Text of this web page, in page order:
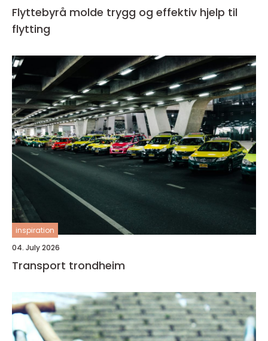
Flyttebyrå molde trygg og effektiv hjelp til
flytting
inspiration
04. July 2026
Transport trondheim